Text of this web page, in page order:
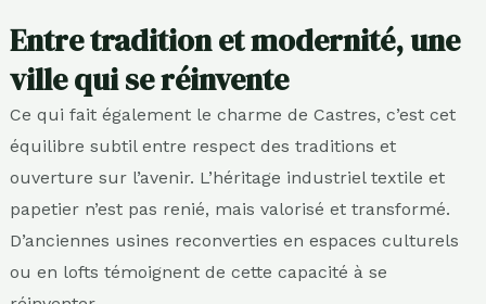
Entre tradition et modernité, une
ville qui se réinvente
Ce qui fait également le charme de Castres, c’est cet
équilibre subtil entre respect des traditions et
ouverture sur l’avenir. L’héritage industriel textile et
papetier n’est pas renié, mais valorisé et transformé.
D’anciennes usines reconverties en espaces culturels
ou en lofts témoignent de cette capacité à se